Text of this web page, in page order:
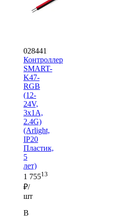
028441
Контроллер
SMART-
K47-
RGB
(12-
24V,
3x1A,
2.4G)
(Arlight,
IP20
Пластик,
5
лет)
1 75513
₽/
шт
В